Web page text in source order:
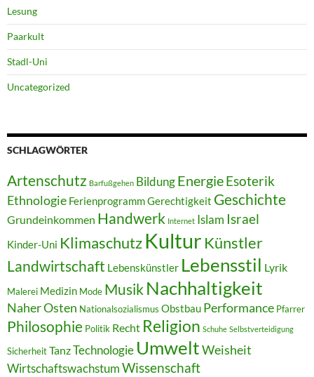
Lesung
Paarkult
Stadl-Uni
Uncategorized
SCHLAGWÖRTER
Artenschutz Barfußgehen BildungEnergieEsoterik
Ethnologie FerienprogrammGerechtigkeit Geschichte
Grundeinkommen Handwerk Internet Islam Israel
Kinder-Uni KlimaschutzKultur Künstler
Landwirtschaft Lebenskünstler Lebensstil Lyrik
Malerei Medizin Mode MusikNachhaltigkeit
Naher Osten Nationalsozialismus Obstbau Performance Pfarrer
Philosophie Politik Recht Religion Schuhe Selbstverteidigung
SicherheitTanzTechnologie UmweltWeisheit
WirtschaftswachstumWissenschaft